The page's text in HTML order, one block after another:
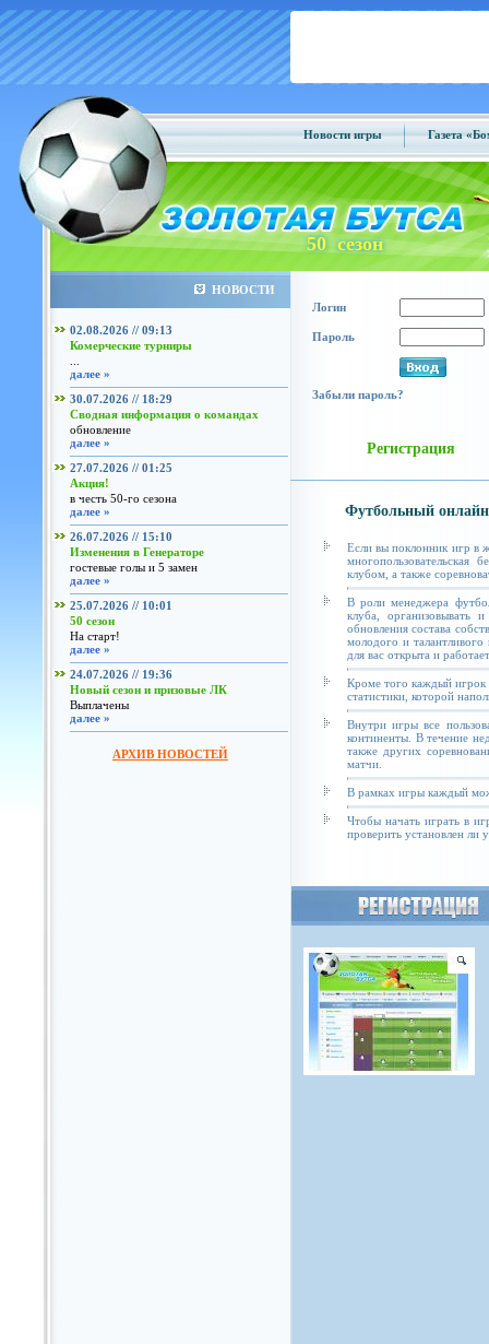
Новости игры Газета
50 сезон
НОВОСТИ
02.08.2026 // 09:13
Комерческие турниры
далее »
30.07.2026 // 18:29
Сводная информация о командах
обновление
далее »
27.07.2026 // 01:25
Акция!
в честь 50-го сезона
далее »
26.07.2026 // 15:10
Изменения в Генераторе
гостевые голы и 5 замен
далее »
25.07.2026 // 10:01
50 сезон
На старт!
далее »
24.07.2026 // 19:36
Новый сезон и призовые ЛК
Выплачены
далее »
АРХИВ НОВОСТЕЙ
Логин
Пароль
Забыли пароль?
Регистрация
Футбольный
Если вы поклонник игр в
клубом, а также
В роли менеджера
клуба, организовывать
обновления состава
молодого и талантливого
для вас открыта и
Кроме того каждый игрок
статистики, которой
Внутри игры все
континенты. В течение
также других
матчи.
В рамках игры каждый
Чтобы начать играть в
проверить установлен ли